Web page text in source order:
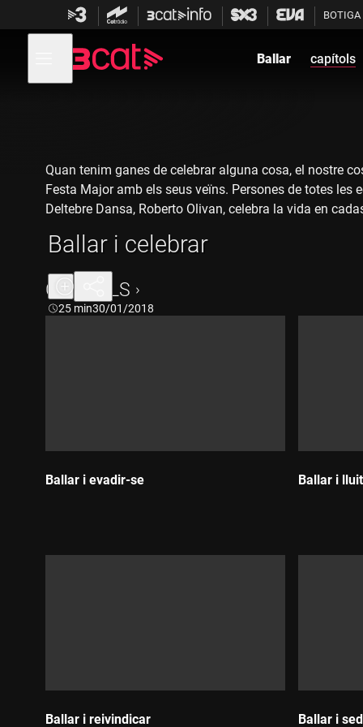
contingut
BOTIGA
menú
de
Ballar capítols
Ballar i celebrar
Durada:
25 min30/01/2018
Quan tenim ganes de celebrar alguna cosa, el nostre
Festa Major amb els seus veïns. Persones de totes
Deltebre Dansa, Roberto Olivan, celebra la vida en
CAPÍTOLS
Ballar i evadir-se Ballar i
Ballar i reivindicar Ballar i